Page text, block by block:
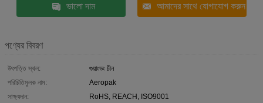
ভালো দাম আমাদের সাথে যোগাযোগ করুন
পণ্যের বিবরণ
উৎপত্তি স্থল:
গুয়াংডং চীন
পরিচিতিমুলক নাম:
Aeropak
সাক্ষ্যদান:
RoHS, REACH, ISO9001